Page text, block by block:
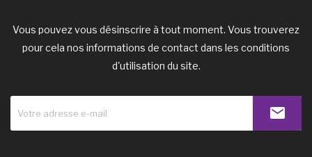
Vous pouvez vous désinscrire à tout moment. Vous trouverez
pour cela nos informations de contact dans les conditions
d'utilisation du site.